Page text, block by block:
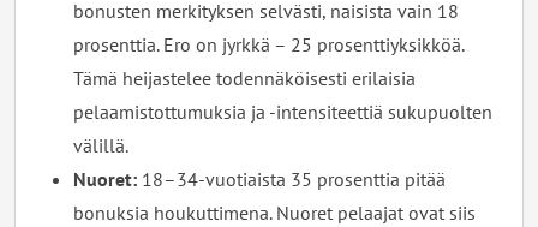
bonusten merkityksen selvästi, naisista vain 18
prosenttia. Ero on jyrkkä – 25 prosenttiyksikköä.
Tämä heijastelee todennäköisesti erilaisia
pelaamistottumuksia ja -intensiteettiä sukupuolten
välillä.
Nuoret: 18–34-vuotiaista 35 prosenttia pitää
bonuksia houkuttimena. Nuoret pelaajat ovat siis